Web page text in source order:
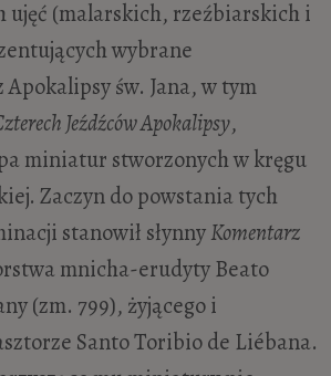
ujęć (malarskich, rzeźbiarskich i
wybrane
św. Jana, w tym
Jeźdźców Apokalipsy,
miniatur stworzonych w kręgu
Zaczyn do powstania tych
stanowił słynnyKomentarz
mnicha-erudyty Beato
(zm. 799), żyjącego i
Santo Toribio de Liébana.